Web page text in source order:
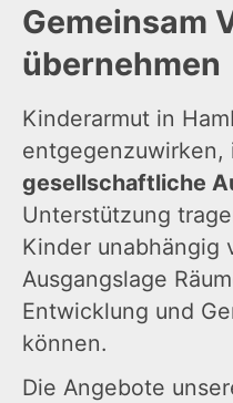
Gemeinsam
übernehmen
Kinderarmut in
entgegenzuwirken,
gesellschaftliche
Unterstützung
Kinder unabhängig
Ausgangslage
Entwicklung und
können.
Die Angebote